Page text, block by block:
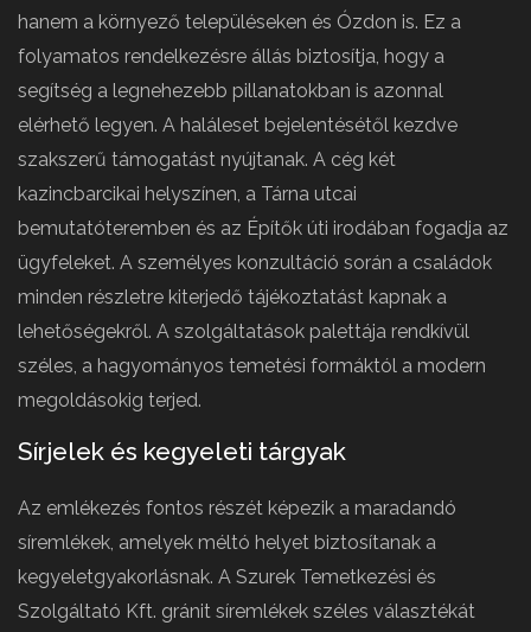
hanem a környező településeken és Ózdon is. Ez a
folyamatos rendelkezésre állás biztosítja, hogy a
segítség a legnehezebb pillanatokban is azonnal
elérhető legyen. A haláleset bejelentésétől kezdve
szakszerű támogatást nyújtanak. A cég két
kazincbarcikai helyszínen, a Tárna utcai
bemutatóteremben és az Építők úti irodában fogadja az
ügyfeleket. A személyes konzultáció során a családok
minden részletre kiterjedő tájékoztatást kapnak a
lehetőségekről. A szolgáltatások palettája rendkívül
széles, a hagyományos temetési formáktól a modern
megoldásokig terjed.
Sírjelek és kegyeleti tárgyak
Az emlékezés fontos részét képezik a maradandó
síremlékek, amelyek méltó helyet biztosítanak a
kegyeletgyakorlásnak. A Szurek Temetkezési és
Szolgáltató Kft. gránit síremlékek széles választékát